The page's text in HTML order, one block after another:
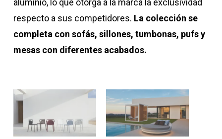
aluminio, lo que otorga a la marca la exclusividad
respecto a sus competidores. La colección se
completa con sofás, sillones, tumbonas, pufs y
mesas con diferentes acabados.